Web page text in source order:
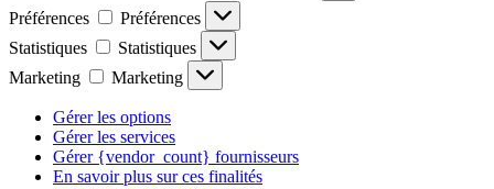
Préférences
Préférences
Statistiques
Statistiques
Marketing
Marketing
Gérer les options
Gérer les services
Gérer {vendor_count} fournisseurs
En savoir plus sur ces finalités